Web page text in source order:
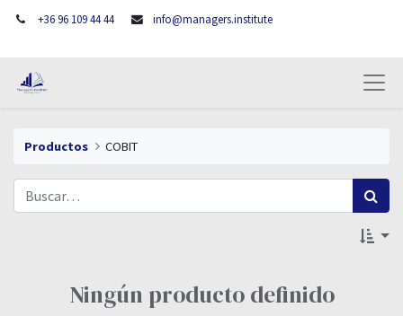
+36 96 109 44 44 info@managers.institute
Productos COBIT
Ningún producto definido